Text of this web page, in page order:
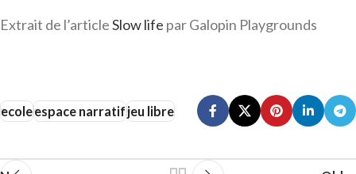
Extrait de l’articleSlow life par Galopin Playgrounds
ecoleespace narratifjeu libre